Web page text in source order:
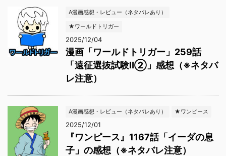
A漫画感想・レビュー（ネタバレあり）
★ワールドトリガー
2025/12/04
漫画「ワールドトリガー」259話
「遠征選抜試験Ⅱ②」感想（※ネタバ
レ注意）
A漫画感想・レビュー（ネタバレあり） ★ワンピース
2025/12/01
『ワンピース』1167話「イーダの息
子」の感想（※ネタバレ注意）